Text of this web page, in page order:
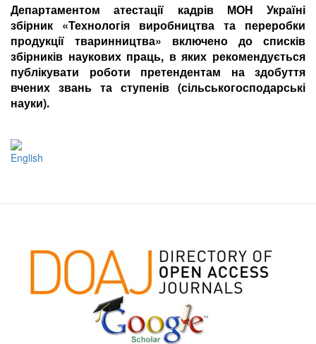
Департаментом атестації кадрів МОН Україні
збірник «Технологія виробництва та переробки
продукції тваринництва» включено до списків
збірників наукових праць, в яких рекомендується
публікувати роботи претендентам на здобуття
вчених звань та ступенів (сільськогосподарські
науки).